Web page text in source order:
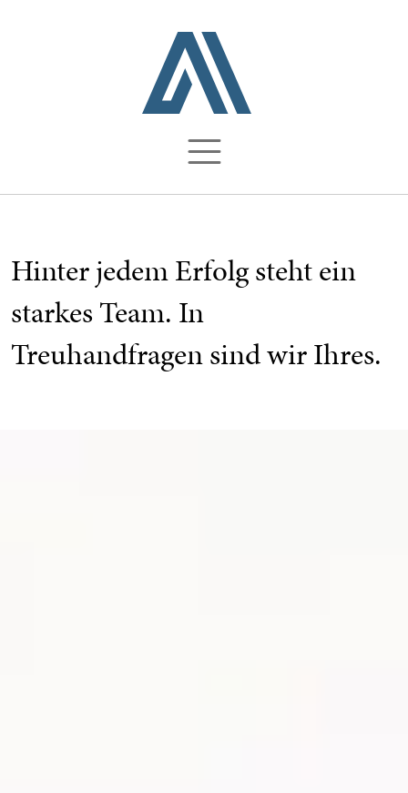
Hinter jedem Erfolg steht ein
starkes Team. In
Treuhandfragen sind wir Ihres.